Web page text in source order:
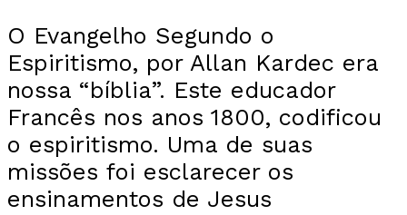
O Evangelho Segundo o
Espiritismo, por Allan Kardec era
nossa “bíblia”. Este educador
Francês nos anos 1800, codificou
o espiritismo. Uma de suas
missões foi esclarecer os
ensinamentos de Jesus